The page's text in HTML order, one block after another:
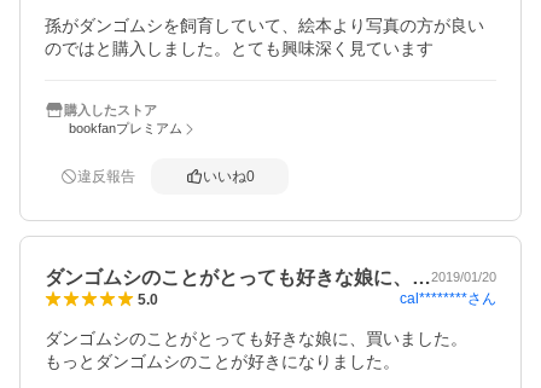
孫がダンゴムシを飼育していて、絵本より写真の方が良い
のではと購入しました。とても興味深く見ています
購入したストア
bookfanプレミアム
違反報告 いいね0
ダンゴムシのことがとっても好きな娘に、…2019/01/20
5.0 cal********さん
ダンゴムシのことがとっても好きな娘に、買いました。
もっとダンゴムシのことが好きになりました。